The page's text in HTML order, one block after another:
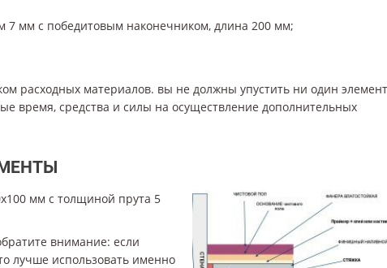
7 мм с победитовым наконечником, длина 200 мм;
расходных материалов. вы не должны упустить ни один
время, средства и силы на осуществление дополнительных
мм с толщиной прута 5
внимание: если
лучше использовать именно